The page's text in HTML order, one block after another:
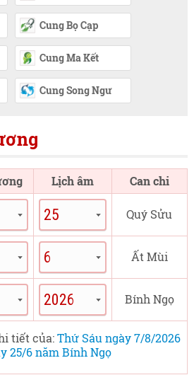
Cung Bọ Cạp
Cung Ma Kết
Cung Song Ngư
Lịch âm Can chi
Quý Sửu
Ất Mùi
Bính Ngọ
tiết của:Thứ Sáu ngày 7/8/2026
25/6 năm Bính Ngọ